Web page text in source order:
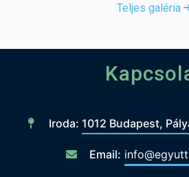
Teljes galéria
Iroda: 1012 Budapest,
Email: